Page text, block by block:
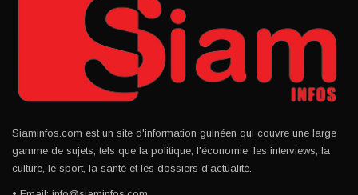
Siaminfos.com est un site d'information guinéen qui couvre une large
gamme de sujets, tels que la politique, l'économie, les interviews, la
culture, le sport, la santé et les dossiers d'actualité.